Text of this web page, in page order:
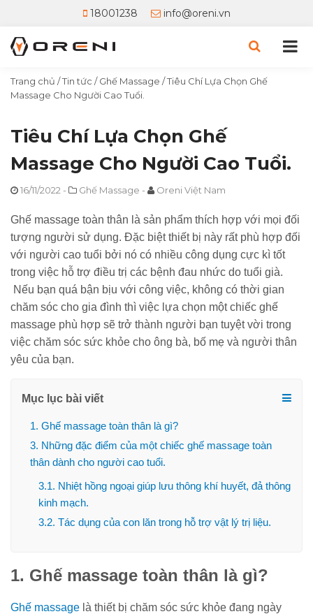
18001238 info@oreni.vn
Trang chủ /Tin tức /Ghế Massage /Tiêu Chí Lựa Chọn Ghế
Massage Cho Người Cao Tuổi.
Tiêu Chí Lựa Chọn Ghế
Massage Cho Người Cao Tuổi.
16/11/2022 - Ghế Massage - Oreni Việt Nam
Ghế massage toàn thân là sản phẩm thích hợp với mọi đối
tượng người sử dụng. Đặc biệt thiết bị này rất phù hợp đối
với người cao tuổi bởi nó có nhiều công dụng cực kì tốt
trong việc hỗ trợ điều trị các bệnh đau nhức do tuổi già.
Nếu bạn quá bận bịu với công việc, không có thời gian
chăm sóc cho gia đình thì việc lựa chọn một chiếc ghế
massage phù hợp sẽ trở thành người bạn tuyệt vời trong
việc chăm sóc sức khỏe cho ông bà, bố mẹ và người thân
yêu của bạn.
Mục lục bài viết
1. Ghế massage toàn thân là gì?
3. Những đặc điểm của một chiếc ghế massage toàn
thân dành cho người cao tuổi.
3.1. Nhiệt hồng ngoại giúp lưu thông khí huyết, đả thông
kinh mạch.
3.2. Tác dụng của con lăn trong hỗ trợ vật lý trị liệu.
1. Ghế massage toàn thân là gì?
Ghế massage là thiết bị chăm sóc sức khỏe đang ngày